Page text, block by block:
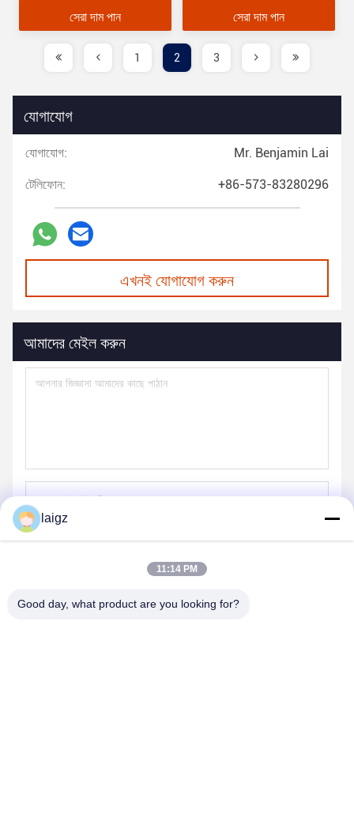
সেরা দাম পান সেরা দাম পান
1 2 3
যোগাযোগ
যোগাযোগ: Mr. Benjamin Lai
টেলিফোন: +86-573-83280296
এখনই যোগাযোগ করুন
আমাদের মেইল করুন
পাঠান
laigz
11:14 PM
Good day, what product are you looking for?